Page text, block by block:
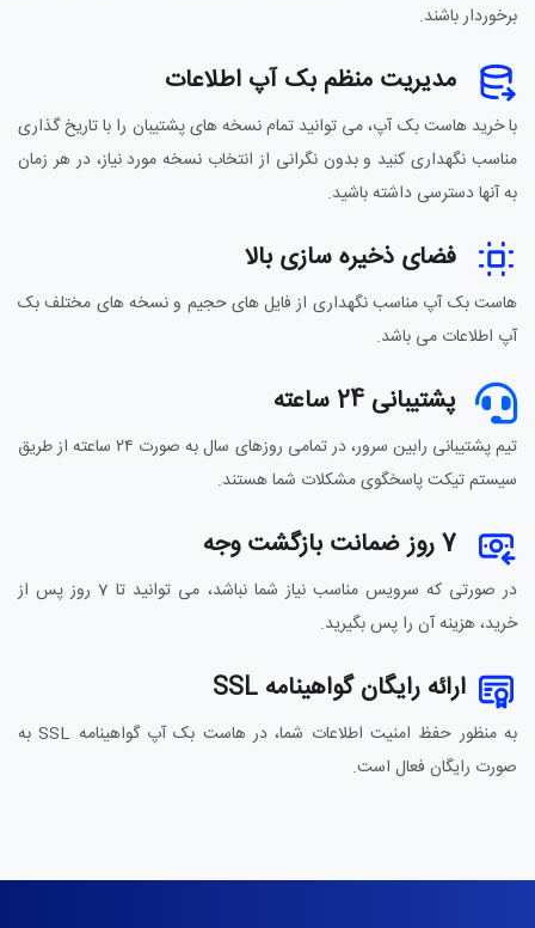
برخوردار باشند.
مدیریت منظم بک آپ اطلاعات
با خرید هاست بک آپ، می توانید تمام نسخه های پشتیبان را با تاریخ گذاری
مناسب نگهداری کنید و بدون نگرانی از انتخاب نسخه مورد نیاز، در هر زمان
به آنها دسترسی داشته باشید.
فضای ذخیره سازی بالا
هاست بک آپ مناسب نگهداری از فایل های حجیم و نسخه های مختلف بک
آپ اطلاعات می باشد.
پشتیبانی 24 ساعته
تیم پشتیبانی رابین سرور، در تمامی روزهای سال به صورت ۲۴ ساعته از طریق
سیستم تیکت پاسخگوی مشکلات شما هستند.
7 روز ضمانت بازگشت وجه
در صورتی که سرویس مناسب نیاز شما نباشد، می توانید تا 7 روز پس از
خرید، هزینه آن را پس بگیرید.
ارائه رایگان گواهینامه SSL
به منظور حفظ امنیت اطلاعات شما، در هاست بک آپ گواهینامه SSL به
صورت رایگان فعال است.